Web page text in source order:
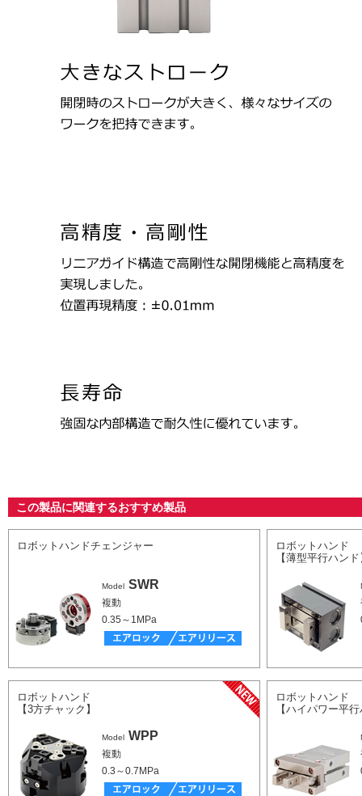
この製品に関連するおすすめ製品
ロボットハンドチェンジャー
Model SWR
複動
0.35～1MPa
ロボットハンド
【薄型平行ハン
ロボットハンド
【3方チャック】
Model WPP
複動
0.3～0.7MPa
ロボットハンド
【ハイパワー平